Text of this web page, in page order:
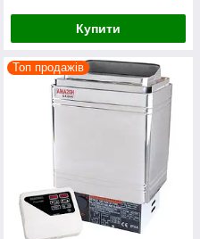
Купити
Топ продажів